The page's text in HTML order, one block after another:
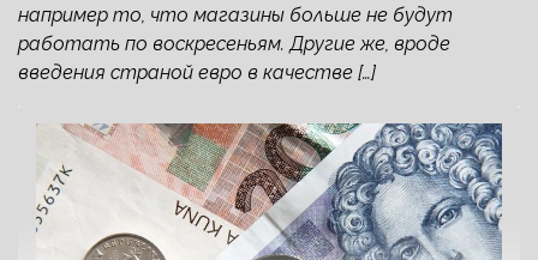
например то, что магазины больше не будут
работать по воскресеньям. Другие же, вроде
введения страной евро в качестве […]